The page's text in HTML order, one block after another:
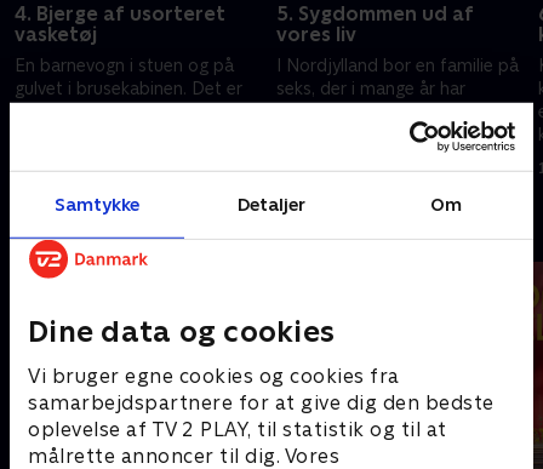
Samtykke Detaljer Om
Dine data og cookies
Vi bruger egne cookies og cookies fra
samarbejdspartnere for at give dig den bedste
oplevelse af TV 2 PLAY, til statistik og til at
målrette annoncer til dig. Vores
4. Bjerge af usorteret
vasketøj
En barnevogn i stuen og på
gulvet i brusekabinen. Det er
18. juli 2022 • 40 min
5. Sygdommen ud af
vores liv
I Nordjylland bor en familie på
seks, der i mange år har
hospitalsindlæggelser og kaos i
hjemmet. Men det skal være
25. juli 2022 • 40 min
Andre så også